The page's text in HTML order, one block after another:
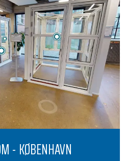
- KØBENHAVN